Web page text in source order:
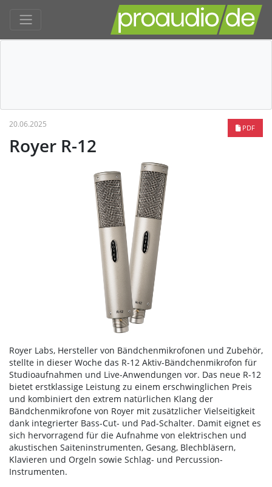
PDF
20.06.2025
Royer R-12
Royer Labs, Hersteller von Bändchenmikrofonen und Zubehör,
stellte in dieser Woche das R-12 Aktiv-Bändchenmikrofon für
Studioaufnahmen und Live-Anwendungen vor. Das neue R-12
bietet erstklassige Leistung zu einem erschwinglichen Preis
und kombiniert den extrem natürlichen Klang der
Bändchenmikrofone von Royer mit zusätzlicher Vielseitigkeit
dank integrierter Bass-Cut- und Pad-Schalter. Damit eignet es
sich hervorragend für die Aufnahme von elektrischen und
akustischen Saiteninstrumenten, Gesang, Blechbläsern,
Klavieren und Orgeln sowie Schlag- und Percussion-
Instrumenten.